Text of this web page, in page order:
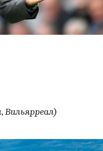
Вильярреал)